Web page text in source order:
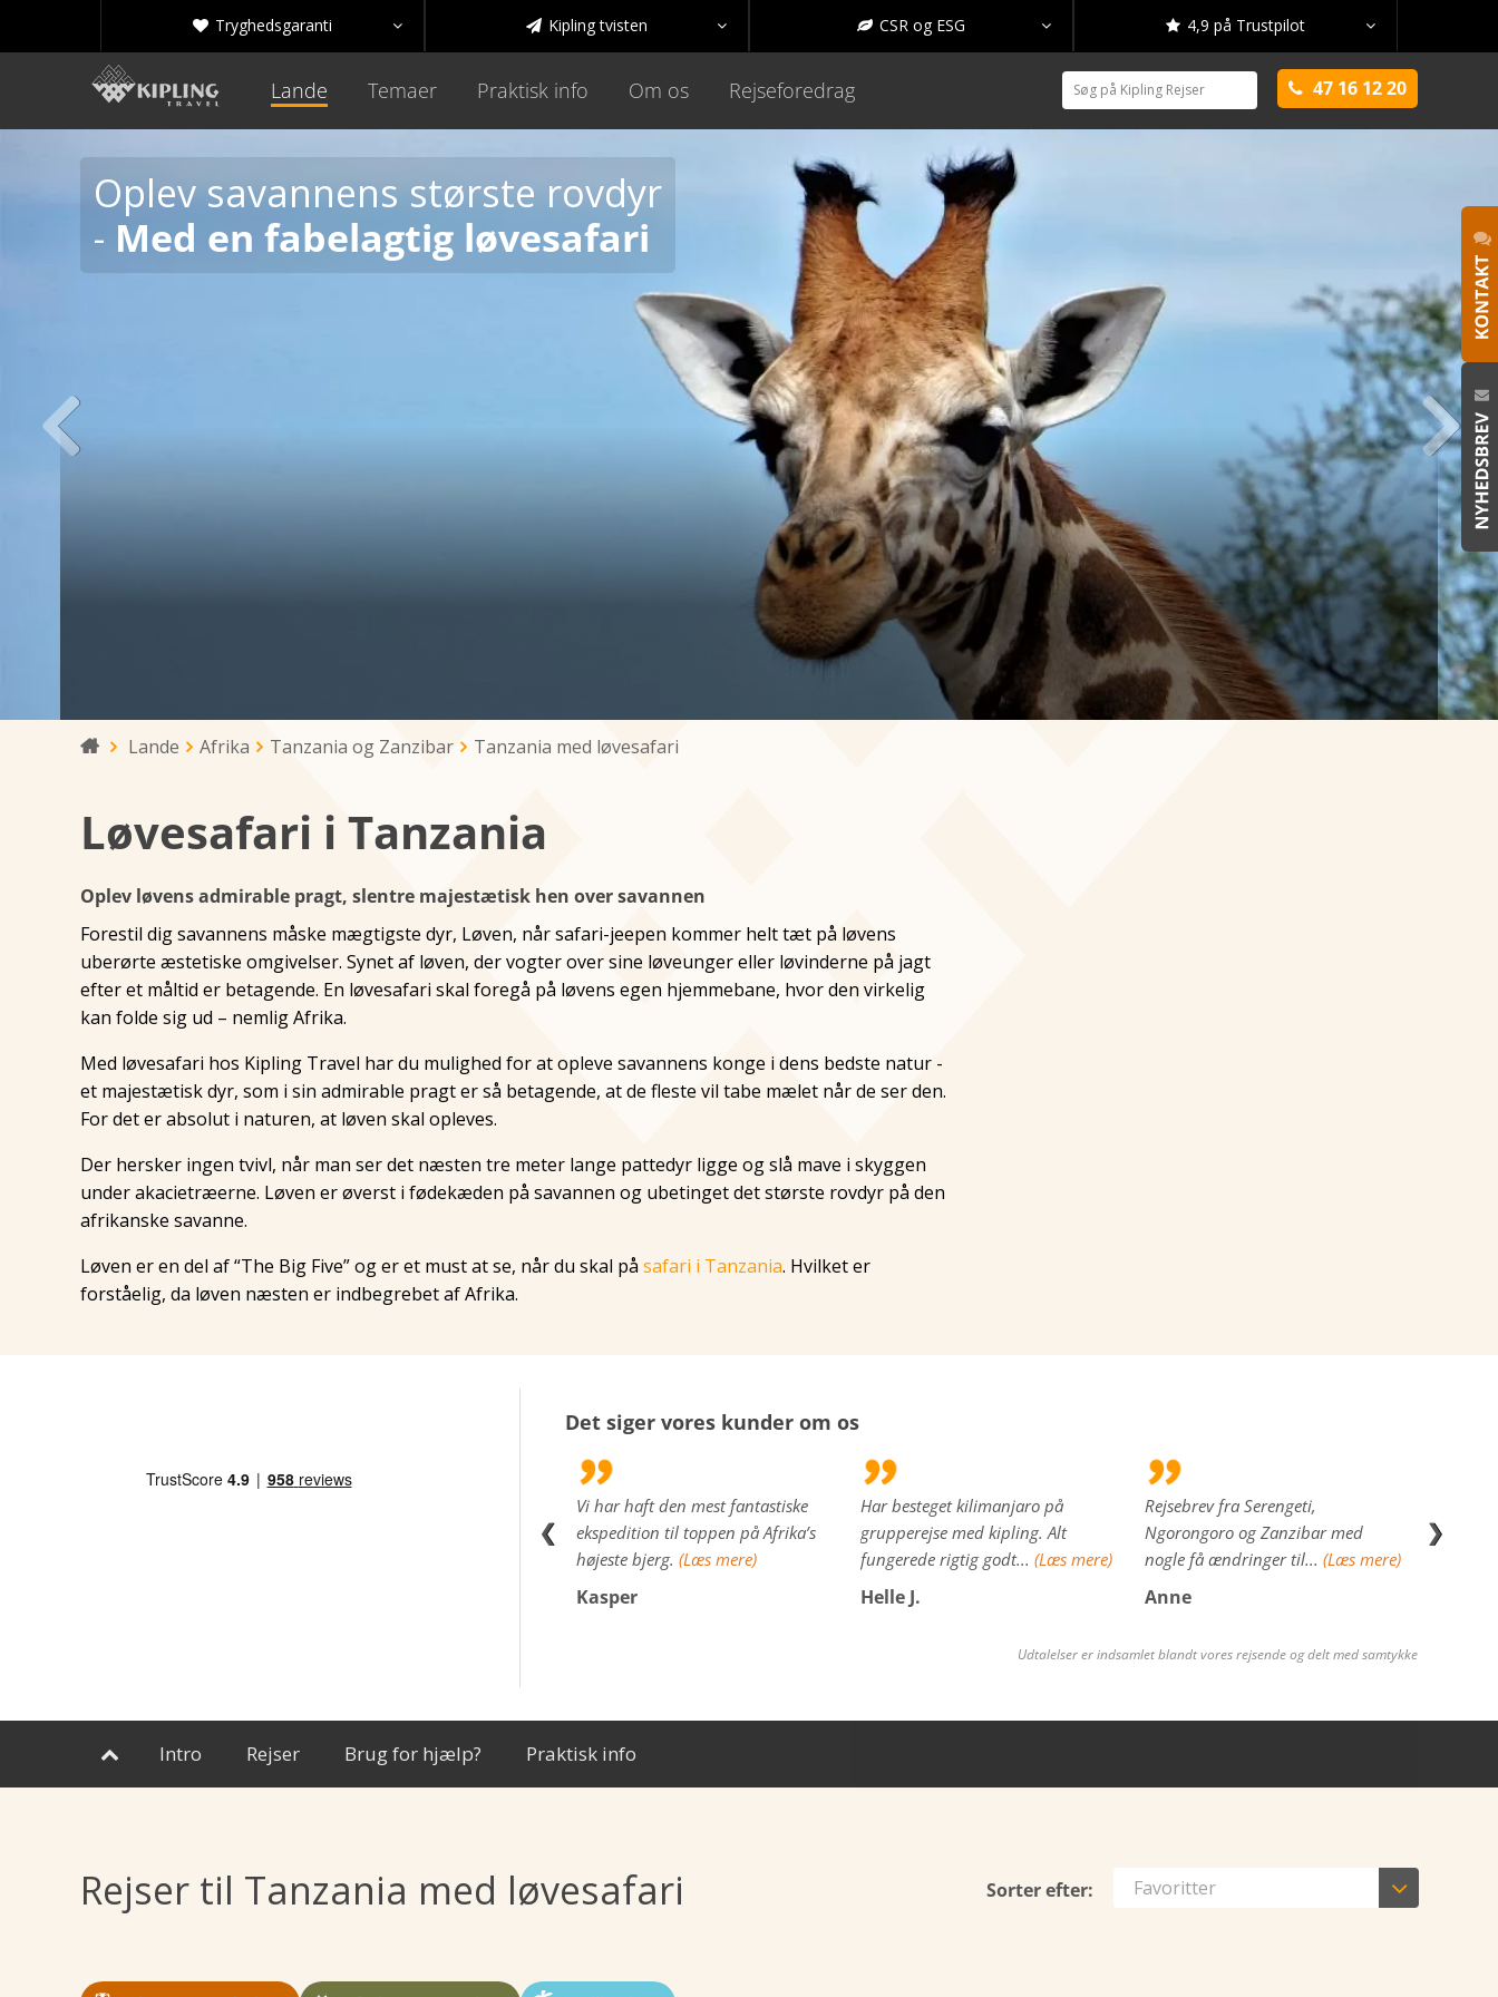
 Tryghedsgaranti   Kipling tvisten   CSR og ESG   4,9 på Trustpilot 
Lande Temaer Praktisk info Om os Rejseforedrag  47 16 12 20
Oplev savannens største rovdyr
- Med en fabelagtig løvesafari
 
 Lande Afrika Tanzania og Zanzibar Tanzania med løvesafari
Løvesafari i Tanzania
Oplev løvens admirable pragt, slentre majestætisk hen over savannen
Forestil dig savannens måske mægtigste dyr, Løven, når safari-jeepen kommer helt tæt på løvens
uberørte æstetiske omgivelser. Synet af løven, der vogter over sine løveunger eller løvinderne på jagt
efter et måltid er betagende. En løvesafari skal foregå på løvens egen hjemmebane, hvor den virkelig
kan folde sig ud – nemlig Afrika.
Med løvesafari hos Kipling Travel har du mulighed for at opleve savannens konge i dens bedste natur -
et majestætisk dyr, som i sin admirable pragt er så betagende, at de fleste vil tabe mælet når de ser den.
For det er absolut i naturen, at løven skal opleves.
Der hersker ingen tvivl, når man ser det næsten tre meter lange pattedyr ligge og slå mave i skyggen
under akacietræerne. Løven er øverst i fødekæden på savannen og ubetinget det største rovdyr på den
afrikanske savanne.
Løven er en del af “The Big Five” og er et must at se, når du skal på safari i Tanzania. Hvilket er
forståelig, da løven næsten er indbegrebet af Afrika.
Det siger vores kunder om os
Vi har haft den mest fantastiske
ekspedition til toppen på Afrika’s
højeste bjerg. (Læs mere)
Kasper
Har besteget kilimanjaro på
grupperejse med kipling. Alt
fungerede rigtig godt... (Læs mere)
Helle J.
Rejsebrev fra Serengeti,
Ngorongoro og Zanzibar med
nogle få ændringer til... (Læs mere)
Anne
-(Læs
❮ ❯
Udtalelser er indsamlet blandt vores rejsende og delt med samtykke
 Intro Rejser Brug for hjælp? Praktisk info
Rejser til Tanzania med løvesafari Sorter efter: Favoritter 